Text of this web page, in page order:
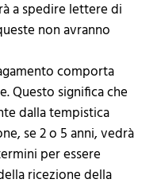
a spedire lettere di
non avranno
comporta
Questo significa che
dalla tempistica
se 2 o 5 anni, vedrà
per essere
ricezione della